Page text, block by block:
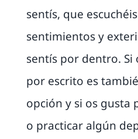
sentís, que
sentimientos y
sentís por dentro. Si
por escrito es
opción y si os gusta
o practicar algún